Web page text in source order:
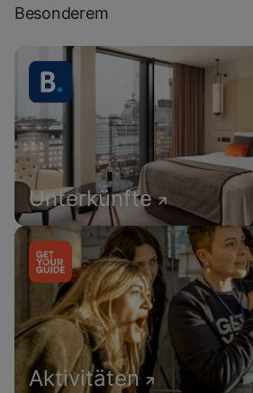
Besonderem
Unterkünfte
Aktivitäten